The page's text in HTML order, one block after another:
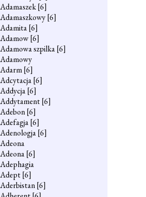
Adamaszek[6]
Adamaszkowy[6]
Adamita[6]
Adamow[6]
Adamowa szpilka[6]
Adamowy
Adarm[6]
Adcytacja[6]
Addycja[6]
Addytament[6]
Adebon[6]
Adefagja[6]
Adenologja[6]
Adeona
Adeona[6]
Adephagia
Adept[6]
Aderbistan[6]